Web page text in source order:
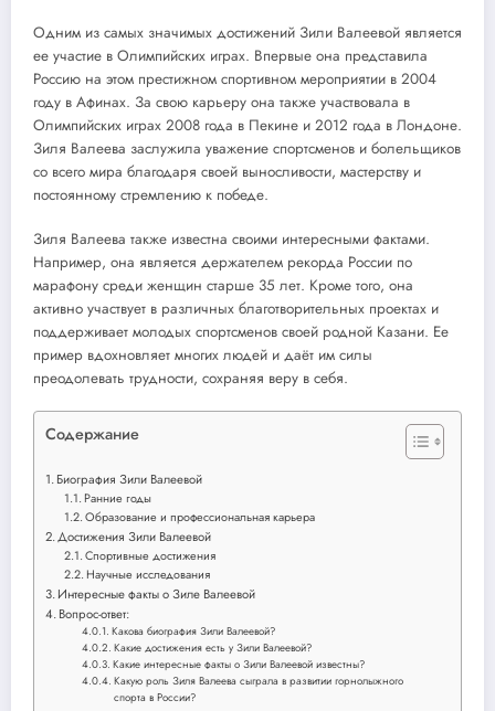
Одним из самых значимых достижений Зили Валеевой является
ее участие в Олимпийских играх. Впервые она представила
Россию на этом престижном спортивном мероприятии в 2004
году в Афинах. За свою карьеру она также участвовала в
Олимпийских играх 2008 года в Пекине и 2012 года в Лондоне.
Зиля Валеева заслужила уважение спортсменов и болельщиков
со всего мира благодаря своей выносливости, мастерству и
постоянному стремлению к победе.
Зиля Валеева также известна своими интересными фактами.
Например, она является держателем рекорда России по
марафону среди женщин старше 35 лет. Кроме того, она
активно участвует в различных благотворительных проектах и
поддерживает молодых спортсменов своей родной Казани. Ее
пример вдохновляет многих людей и даёт им силы
преодолевать трудности, сохраняя веру в себя.
Содержание
Биография Зили Валеевой
Ранние годы
Образование и профессиональная карьера
Достижения Зили Валеевой
Спортивные достижения
Научные исследования
Интересные факты о Зиле Валеевой
Вопрос-ответ:
Какова биография Зили Валеевой?
Какие достижения есть у Зили Валеевой?
Какие интересные факты о Зили Валеевой известны?
Какую роль Зиля Валеева сыграла в развитии горнолыжного
спорта в России?